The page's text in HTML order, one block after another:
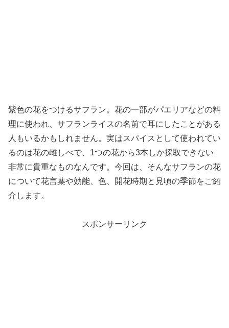
紫色の花をつけるサフラン。花の一部がパエリアなどの料
理に使われ、サフランライスの名前で耳にしたことがある
人もいるかもしれません。実はスパイスとして使われてい
るのは花の雌しべで、1つの花から3本しか採取できない
非常に貴重なものなんです。今回は、そんなサフランの花
について花言葉や効能、色、開花時期と見頃の季節をご紹
介します。
スポンサーリンク